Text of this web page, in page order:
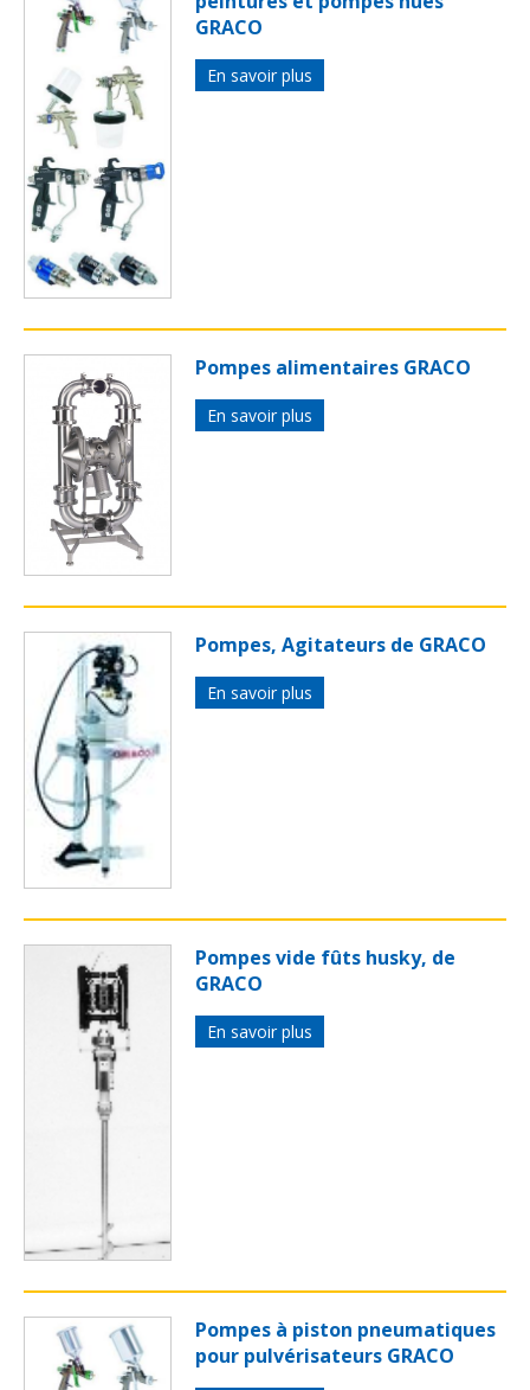
GRACO
En savoir plus
Pompes alimentaires GRACO
En savoir plus
Pompes, Agitateurs de GRACO
En savoir plus
Pompes vide fûts husky, de
GRACO
En savoir plus
Pompes à piston pneumatiques
pour pulvérisateurs GRACO